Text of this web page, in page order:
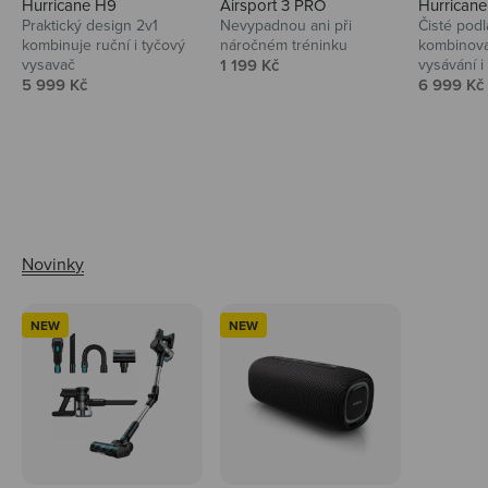
Hurricane H9
Praktický design 2v1
kombinuje ruční i tyčový
vysavač
Prodejní cena
5 999 Kč
Airsport 3 PRO
Nevypadnou ani při
náročném tréninku
Prodejní cena
1 199 Kč
Čisté
vysávání
Prodejní
6 999 Kč
NEW NEW